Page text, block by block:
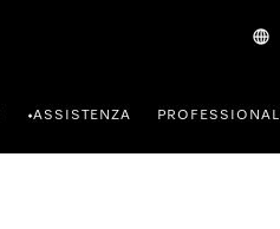
•ASSISTENZA PROFESSIONAL